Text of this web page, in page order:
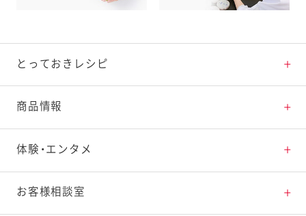
とっておきレシピ
とっておきレシピトップ
素材の知識
料理の基本
商品情報
商品情報トップ
新商品・リニューアル品一覧
体験・エンタメ
体験・エンタメトップ
お客様相談室